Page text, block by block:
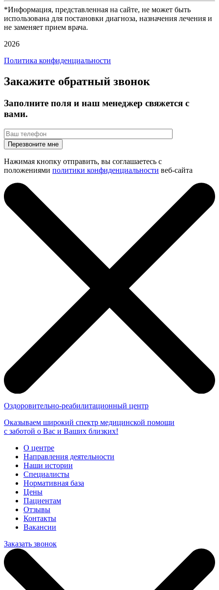
*Информация, представленная на сайте, не может быть
использована для постановки диагноза, назначения лечения и
не заменяет прием врача.
2026
Политика конфиденциальности
Закажите обратный звонок
Заполните поля и наш менеджер свяжется с
вами.
Нажимая кнопку отправить, вы соглашаетесь с
положениями политики конфиденциальности веб-сайта
Оздоровительно-реабилитационный центр
Оказываем широкий спектр медицинской помощи
с заботой о Вас и Ваших близких!
О центре
Направления деятельности
Наши истории
Специалисты
Нормативная база
Цены
Пациентам
Отзывы
Контакты
Вакансии
Заказать звонок